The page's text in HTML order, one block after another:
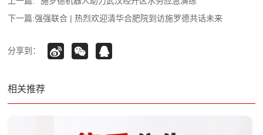
下一篇:强强联合 | 热烈欢迎清华合肥院到访施罗德共话未来
分享到：
相关推荐